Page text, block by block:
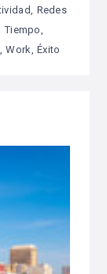
Redes
Tiempo
Work Éxito